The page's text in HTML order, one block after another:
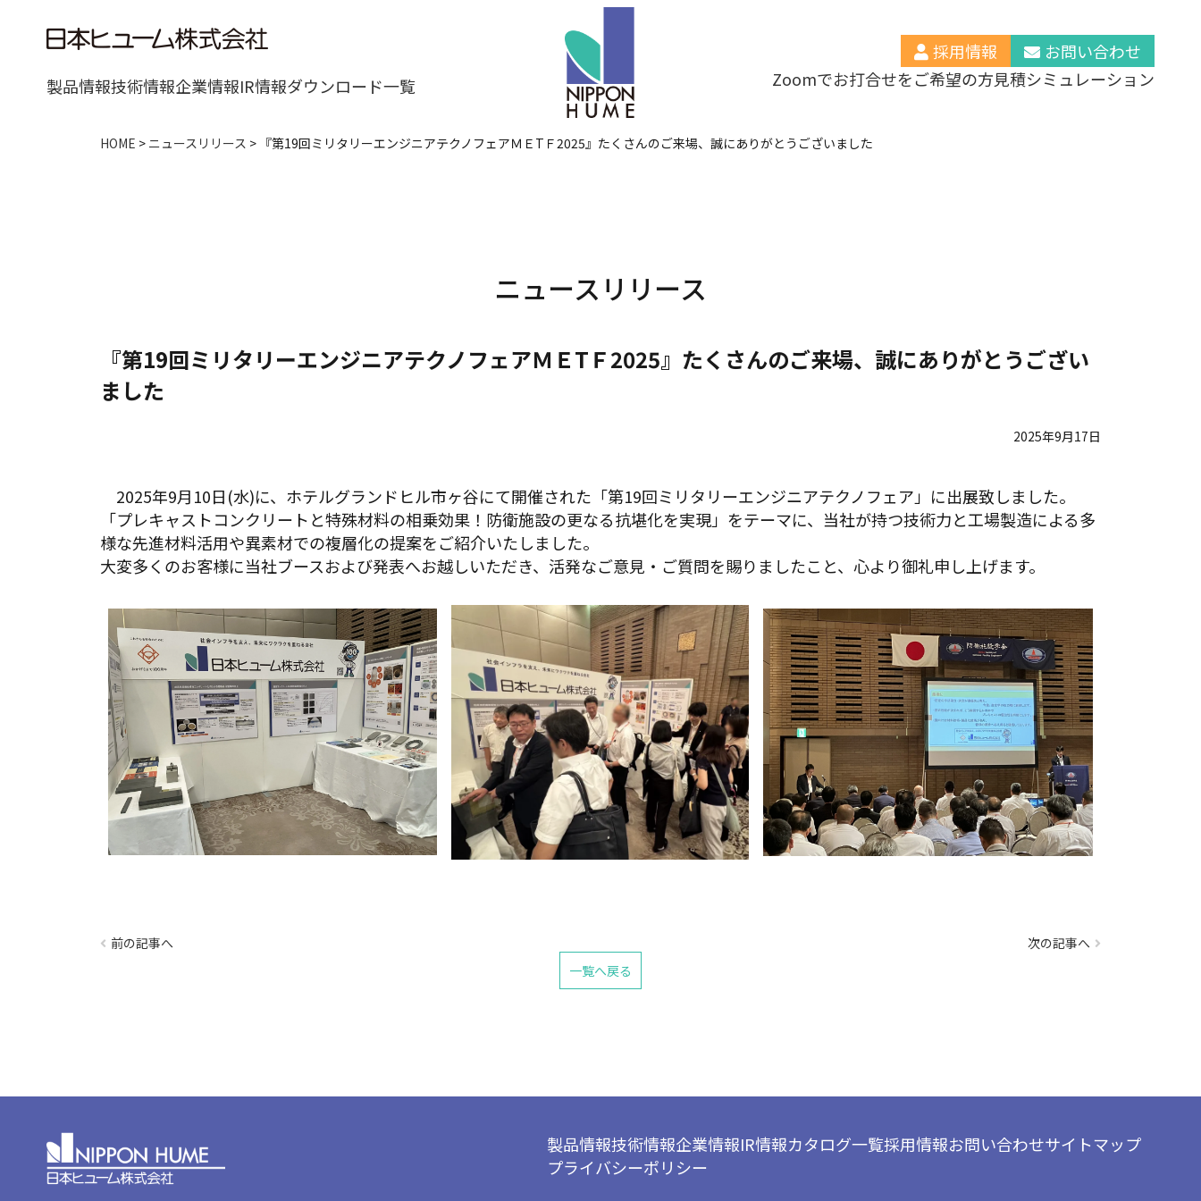
製品情報技術情報企業情報IR情報ダウンロード一覧
採用情報
お問い合わせ
Zoomでお打合せをご希望の方見積シミュレーション
HOME > ニュースリリース > 『第19回ミリタリーエンジニアテクノフェアＭＥTＦ2025』たくさんのご来場、誠にありがとうございました
ニュースリリース
『第19回ミリタリーエンジニアテクノフェアＭＥTＦ2025』たくさんのご来場、誠にありがとうござい
ました
2025年9月17日
2025年9月10日(水)に、ホテルグランドヒル市ヶ谷にて開催された「第19回ミリタリーエンジニアテクノフェア」に出展致しました。
「プレキャストコンクリートと特殊材料の相乗効果！防衛施設の更なる抗堪化を実現」をテーマに、当社が持つ技術力と工場製造による多
様な先進材料活用や異素材での複層化の提案をご紹介いたしました。
大変多くのお客様に当社ブースおよび発表へお越しいただき、活発なご意見・ご質問を賜りましたこと、心より御礼申し上げます。
前の記事へ
次の記事へ
一覧へ戻る
製品情報技術情報企業情報IR情報カタログ一覧採用情報お問い合わせサイトマップ
プライバシーポリシー